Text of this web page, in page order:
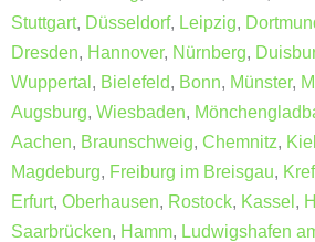
Stuttgart, Düsseldorf, Leipzig,
Dresden, Hannover, Nürnberg,
Wuppertal , Bielefeld, Bonn, Münster,
Augsburg, Wiesbaden,
Aachen, Braunschweig, Chemnitz, Kiel
Magdeburg, Freiburg im Breisgau,
Erfurt, Oberhausen, Rostock, Kassel ,
Saarbrücken, Hamm, Ludwigshafen